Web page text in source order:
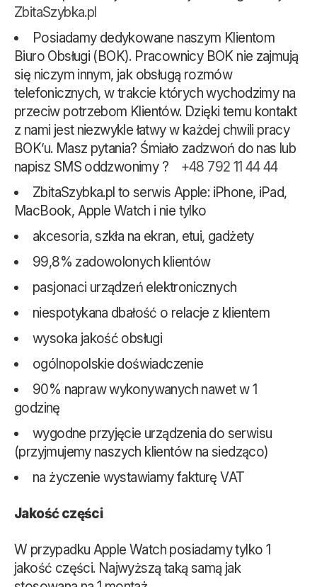
ZbitaSzybka.pl
Posiadamy dedykowane naszym Klientom
Biuro Obsługi (BOK). Pracownicy BOK nie zajmują
się niczym innym, jak obsługą rozmów
telefonicznych, w trakcie których wychodzimy na
przeciw potrzebom Klientów. Dzięki temu kontakt
z nami jest niezwykle łatwy w każdej chwili pracy
BOK’u. Masz pytania? Śmiało zadzwoń do nas lub
napisz SMS oddzwonimy ? +48 792 11 44 44
ZbitaSzybka.pl to serwis Apple: iPhone, iPad,
MacBook, Apple Watch i nie tylko
akcesoria, szkła na ekran, etui, gadżety
99,8% zadowolonych klientów
pasjonaci urządzeń elektronicznych
niespotykana dbałość o relacje z klientem
wysoka jakość obsługi
ogólnopolskie doświadczenie
90% napraw wykonywanych nawet w 1
godzinę
wygodne przyjęcie urządzenia do serwisu
(przyjmujemy naszych klientów na siedząco)
na życzenie wystawiamy fakturę VAT
Jakość części
W przypadku Apple Watch posiadamy tylko 1
jakość części. Najwyższą taką samą jak